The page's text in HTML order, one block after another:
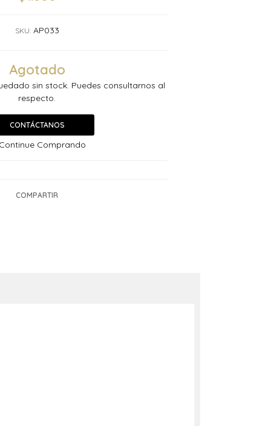
SKU: AP033
Agotado
sin stock. Puedes consultarnos al
respecto.
CONTÁCTANOS
Comprando
COMPARTIR